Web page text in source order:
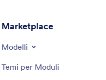
Marketplace
Modelli
Temi per Moduli